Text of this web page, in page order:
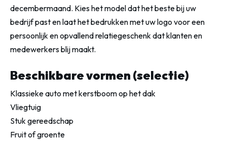
decembermaand. Kies het model dat het beste bij uw
bedrijf past en laat het bedrukken met uw logo voor een
persoonlijk en opvallend relatiegeschenk dat klanten en
medewerkers blij maakt.
Beschikbare vormen (selectie)
Klassieke auto met kerstboom op het dak
Vliegtuig
Stuk gereedschap
Fruit of groente